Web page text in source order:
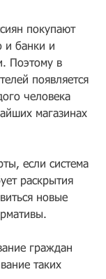
покупают
и банки и
Поэтому в
появляется
человека
магазинах
если система
раскрытия
новые
граждан
таких